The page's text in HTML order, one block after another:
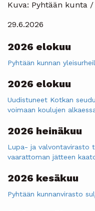
Kuva: Pyhtään kunta
29.6.2026
2026 elokuu
Pyhtään kunnan
2026 elokuu
Uudistuneet Kotkan
voimaan koulujen
2026 heinäkuu
Lupa- ja valvontavirasto
vaarattoman jätteen
2026 kesäkuu
Pyhtään kunnanvirasto